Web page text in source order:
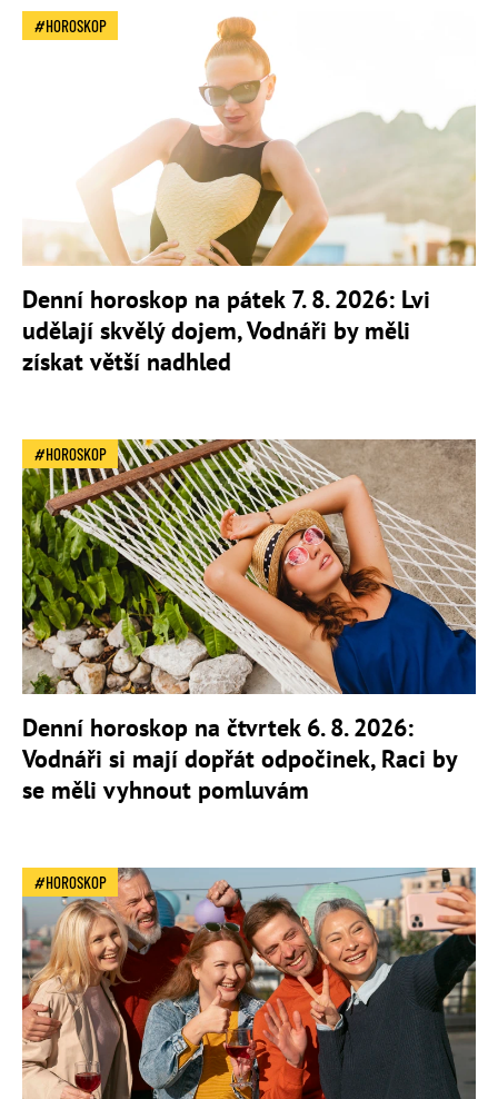
HOROSKOP
Denní horoskop na pátek 7. 8. 2026: Lvi
udělají skvělý dojem, Vodnáři by měli
získat větší nadhled
HOROSKOP
Denní horoskop na čtvrtek 6. 8. 2026:
Vodnáři si mají dopřát odpočinek, Raci by
se měli vyhnout pomluvám
HOROSKOP